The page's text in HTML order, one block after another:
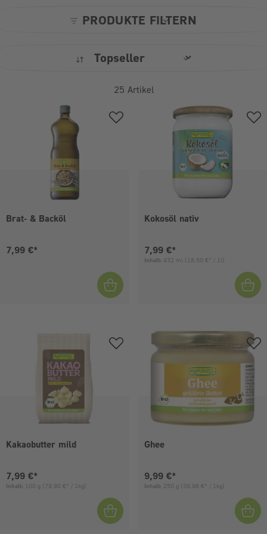
PRODUKTE FILTERN
25 Artikel
Brat- & Backöl
Aktueller Preis:
7,99 €*
Kokosöl nativ
Aktueller Preis:
7,99 €*
Inhalt: 432 ml (18,50 €* / 1l)
Kakaobutter mild
Aktueller Preis:
7,99 €*
Inhalt: 100 g (79,90 €* / 1kg)
Ghee
Aktueller Preis:
9,99 €*
Inhalt: 250 g (39,96 €* / 1kg)